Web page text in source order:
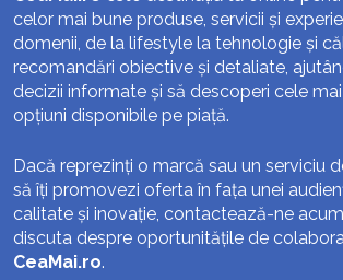
celor mai bune produse, servicii și
domenii, de la lifestyle la tehnologie și
recomandări obiective și detaliate,
decizii informate și să descoperi cele
opțiuni disponibile pe piață.
Dacă reprezinți o marcă sau un serviciu
să îți promovezi oferta în fața unei
calitate și inovație, contactează-ne
discuta despre oportunitățile de
CeaMai.ro.